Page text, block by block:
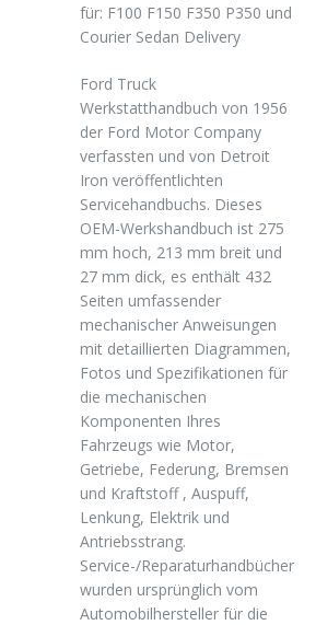
für: F100 F150 F350 P350 und
Courier Sedan Delivery
Ford Truck
Werkstatthandbuch von 1956
der Ford Motor Company
verfassten und von Detroit
Iron veröffentlichten
Servicehandbuchs. Dieses
OEM-Werkshandbuch ist 275
mm hoch, 213 mm breit und
27 mm dick, es enthält 432
Seiten umfassender
mechanischer Anweisungen
mit detaillierten Diagrammen,
Fotos und Spezifikationen für
die mechanischen
Komponenten Ihres
Fahrzeugs wie Motor,
Getriebe, Federung, Bremsen
und Kraftstoff , Auspuff,
Lenkung, Elektrik und
Antriebsstrang.
Service-/Reparaturhandbücher
wurden ursprünglich vom
Automobilhersteller für die